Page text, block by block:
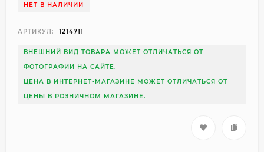
НЕТ В НАЛИЧИИ
АРТИКУЛ: 1214711
ВНЕШНИЙ ВИД ТОВАРА МОЖЕТ ОТЛИЧАТЬСЯ ОТ
ФОТОГРАФИИ НА САЙТЕ.
ЦЕНА В ИНТЕРНЕТ-МАГАЗИНЕ МОЖЕТ ОТЛИЧАТЬСЯ ОТ
ЦЕНЫ В РОЗНИЧНОМ МАГАЗИНЕ.